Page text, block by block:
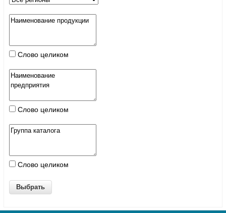
Слово целиком
Слово целиком
Слово целиком